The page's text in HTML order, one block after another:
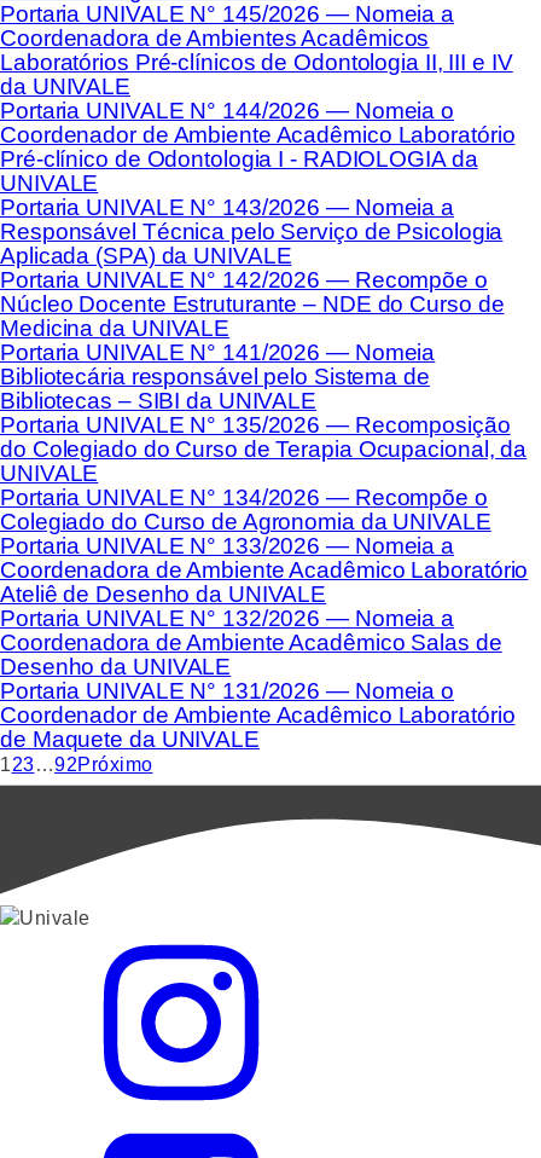
Portaria UNIVALE N° 145/2026 — Nomeia a
Coordenadora de Ambientes Acadêmicos
Laboratórios Pré-clínicos de Odontologia II, III e IV
da UNIVALE
Portaria UNIVALE N° 144/2026 — Nomeia o
Coordenador de Ambiente Acadêmico Laboratório
Pré-clínico de Odontologia I - RADIOLOGIA da
UNIVALE
Portaria UNIVALE N° 143/2026 — Nomeia a
Responsável Técnica pelo Serviço de Psicologia
Aplicada (SPA) da UNIVALE
Portaria UNIVALE N° 142/2026 — Recompõe o
Núcleo Docente Estruturante – NDE do Curso de
Medicina da UNIVALE
Portaria UNIVALE N° 141/2026 — Nomeia
Bibliotecária responsável pelo Sistema de
Bibliotecas – SIBI da UNIVALE
Portaria UNIVALE N° 135/2026 — Recomposição
do Colegiado do Curso de Terapia Ocupacional, da
UNIVALE
Portaria UNIVALE N° 134/2026 — Recompõe o
Colegiado do Curso de Agronomia da UNIVALE
Portaria UNIVALE N° 133/2026 — Nomeia a
Coordenadora de Ambiente Acadêmico Laboratório
Ateliê de Desenho da UNIVALE
Portaria UNIVALE N° 132/2026 — Nomeia a
Coordenadora de Ambiente Acadêmico Salas de
Desenho da UNIVALE
Portaria UNIVALE N° 131/2026 — Nomeia o
Coordenador de Ambiente Acadêmico Laboratório
de Maquete da UNIVALE
123…92Próximo